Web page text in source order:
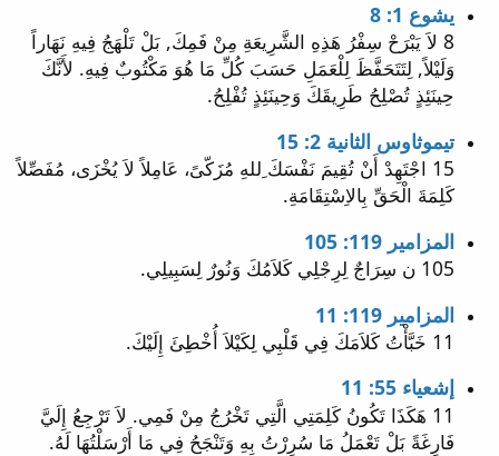
يشوع 1: 8
8 لاَ يَبْرَحْ سِفْرُ هَذِهِ الشَّرِيعَةِ مِنْ فَمِكَ, بَلْ تَلْهَجُ فِيهِ نَهَاراً
وَلَيْلاً, لِتَتَحَفَّظَ لِلْعَمَلِ حَسَبَ كُلِّ مَا هُوَ مَكْتُوبٌ فِيهِ. لأَنَّكَ
حِينَئِذٍ تُصْلِحُ طَرِيقَكَ وَحِينَئِذٍ تُفْلِحُ.
تيموثاوس الثانية 2: 15
15 اجْتَهِدْ أَنْ تُقِيمَ نَفْسَكَ ِللهِ مُزَكّىً، عَامِلاً لاَ يُخْزَى، مُفَصِّلاً
كَلِمَةَ الْحَقِّ بِالاِسْتِقَامَةِ.
المزامير 119: 105
105 ن سِرَاجٌ لِرِجْلِي كَلاَمُكَ وَنُورٌ لِسَبِيلِي.
المزامير 119: 11
11 خَبَّأْتُ كَلاَمَكَ فِي قَلْبِي لِكَيْلاَ أُخْطِئَ إِلَيْكَ.
إشعياء 55: 11
11 هَكَذَا تَكُونُ كَلِمَتِي الَّتِي تَخْرُجُ مِنْ فَمِي. لاَ تَرْجِعُ إِلَيَّ
فَارِغَةً بَلْ تَعْمَلُ مَا سُرِرْتُ بِهِ وَتَنْجَحُ فِي مَا أَرْسَلْتُهَا لَهُ.